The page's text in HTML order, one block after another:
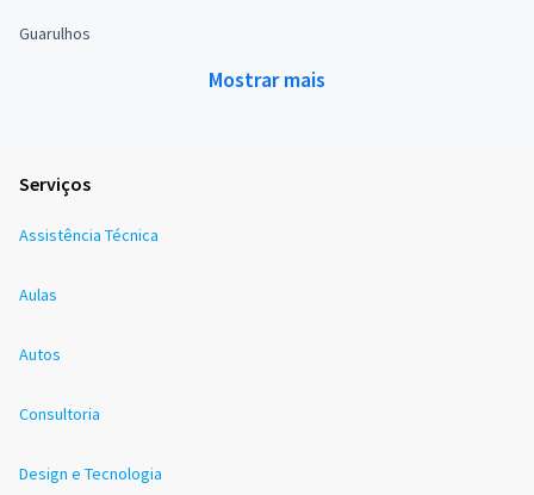
Guarulhos
Mostrar mais
Serviços
Assistência Técnica
Aulas
Autos
Consultoria
Design e Tecnologia